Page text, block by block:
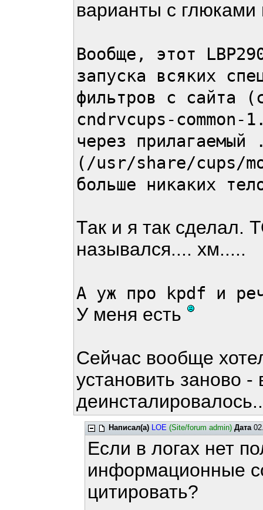
варианты с глюками
Вообще, этот
запуска всяких
фильтров с сайта
cndrvcups-
через прилагаемый
(/usr/share/cups/
больше никаких
Так и я так сделал.
назывался.... хм.....
А уж про kpdf и
У меня есть
Сейчас вообще
установить заново
Написал(а) LOE (Site/forum admin) Дата
Если в логах нет
информационные
цитировать?